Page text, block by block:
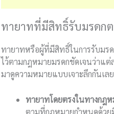
ทายาทที่มีสิทธิ์รับมรดก
ทายาทหรือผู้ที่มีสิทธิ์ในการรับมร
ไว้ตามกฎหมายมรดกชัดเจนว่าแต่
มาดูความหมายแบบเจาะลึกกันเลย
ทายาทโดยตรงในทางกฎ
ตามที่กฎหมายกำหนดด้วย